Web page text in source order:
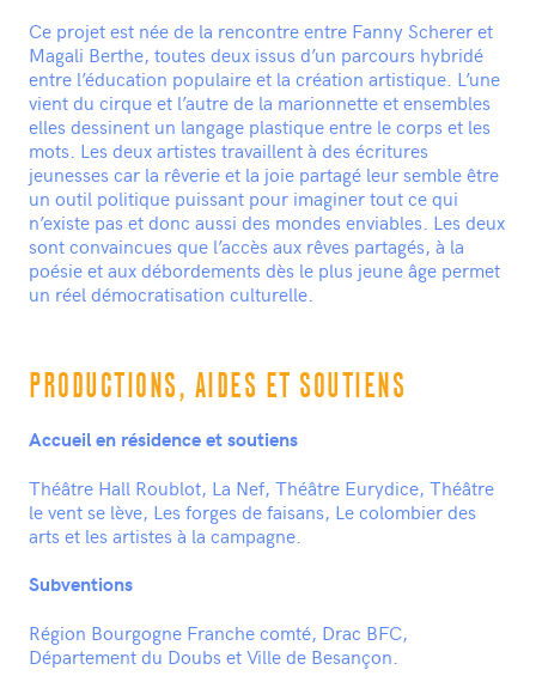
Ce projet est née de la rencontre entre Fanny Scherer et
Magali Berthe, toutes deux issus d’un parcours hybridé
entre l’éducation populaire et la création artistique. L’une
vient du cirque et l’autre de la marionnette et ensembles
elles dessinent un langage plastique entre le corps et les
mots. Les deux artistes travaillent à des écritures
jeunesses car la rêverie et la joie partagé leur semble être
un outil politique puissant pour imaginer tout ce qui
n’existe pas et donc aussi des mondes enviables. Les deux
sont convaincues que l’accès aux rêves partagés, à la
poésie et aux débordements dès le plus jeune âge permet
un réel démocratisation culturelle.
PRODUCTIONS, AIDES ET SOUTIENS
Accueil en résidence et soutiens
Théâtre Hall Roublot, La Nef, Théâtre Eurydice, Théâtre
le vent se lève, Les forges de faisans, Le colombier des
arts et les artistes à la campagne.
Subventions
Région Bourgogne Franche comté, Drac BFC,
Département du Doubs et Ville de Besançon.